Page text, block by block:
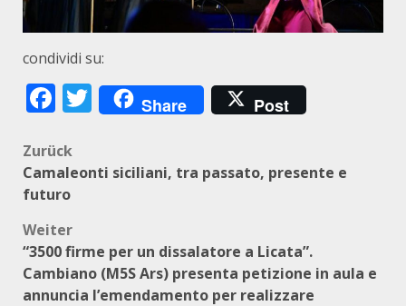
condividi su:
Facebook
Twitter
Share Post
Beitragsnavigation
Zurück
Camaleonti siciliani, tra passato, presente e
futuro
Weiter
“3500 firme per un dissalatore a Licata”.
Cambiano (M5S Ars) presenta petizione in aula e
annuncia l’emendamento per realizzare